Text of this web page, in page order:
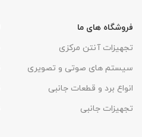
فروشگاه های ما
تجهیزات آنتن مرکزی
سیستم های صوتی و تصویری
انواع برد و قطعات جانبی
تجهیزات جانبی